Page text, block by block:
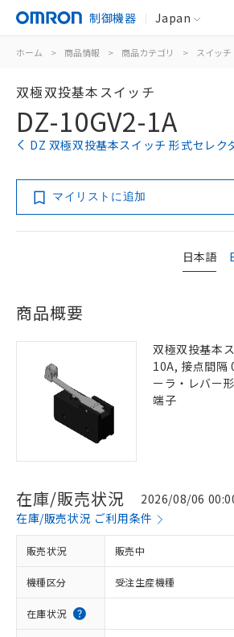
制御機器 Japan
ホーム > 商品情報 > 商品カテゴリ > スイッチ
双極双投基本スイッチ
DZ-10GV2-1A
DZ 双極双投基本スイッチ 形式セレク
マイリストに追加
日本語
商品概要
双極双投基本
10A, 接点間隔
ーラ・レバー
端子
在庫/販売状況
2026/08/06
在庫/販売状況 ご利用条件
販売状況 販売中
機種区分 受注生産機種
在庫状況